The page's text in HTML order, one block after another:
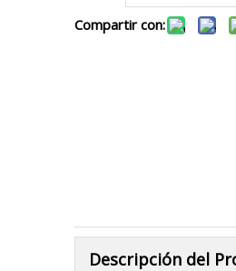
Compartir con:
Descripción del